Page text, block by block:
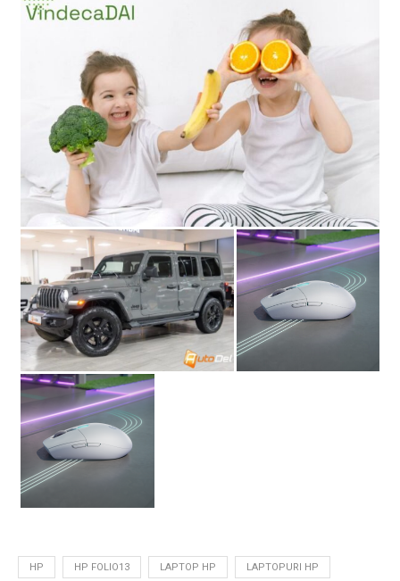
HP HP FOLIO13 LAPTOP HP LAPTOPURI HP